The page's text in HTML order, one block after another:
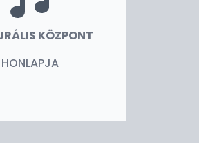
KÖZPONT
HONLAPJA